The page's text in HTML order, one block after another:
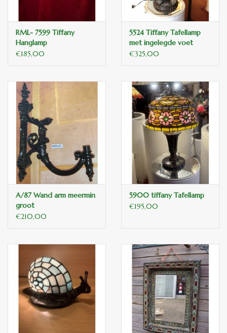
RML- 7599 Tiffany
Hanglamp
€185,00
5524 Tiffany Tafellamp
met ingelegde voet
€325,00
A/87 Wand arm meermin
groot
€210,00
5900 tiffany Tafellamp
€195,00